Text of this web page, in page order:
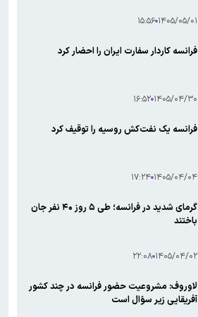
۱۴۰۵/۰۵/۰۱ ۱۵:۵۶
فرانسه کاردار سفارت ایران را احضار کرد
۱۴۰۵/۰۴/۳۰ ۱۶:۵۲
فرانسه یک نفت‌کش روسیه را توقیف کرد
۱۴۰۵/۰۴/۰۴ ۱۷:۲۴
گرمای شدید در فرانسه؛ طی ۵ روز ۴۰ نفر جان
باختند
۱۴۰۵/۰۴/۰۲ ۲۲:۰۸
لاوروف: مشروعیت حضور فرانسه در چند کشور
آفریقایی زیر سؤال است